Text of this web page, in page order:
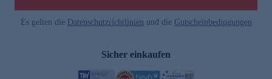
Es gelten die Datenschutzrichtlinien und die Gutscheinbedingungen
Sicher einkaufen